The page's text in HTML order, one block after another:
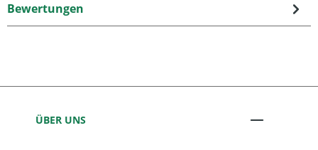
Bewertungen
ÜBER UNS